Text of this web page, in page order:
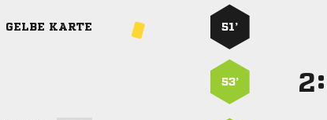
GELBE KARTE 51’
53’ :